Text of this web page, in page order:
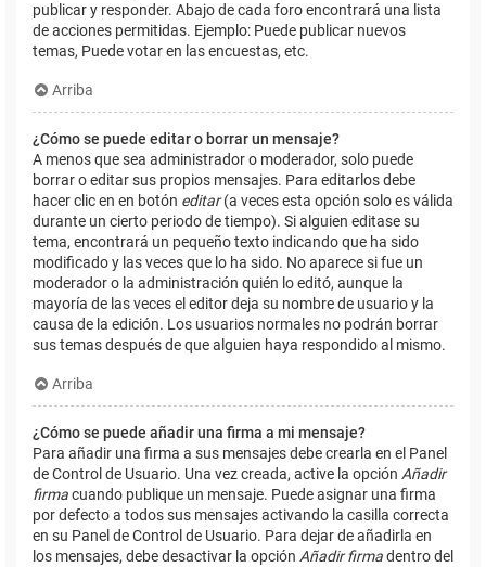
publicar y responder. Abajo de cada foro encontrará una lista
de acciones permitidas. Ejemplo: Puede publicar nuevos
temas, Puede votar en las encuestas, etc.
Arriba
¿Cómo se puede editar o borrar un mensaje?
A menos que sea administrador o moderador, solo puede
borrar o editar sus propios mensajes. Para editarlos debe
hacer clic en en botón editar(a veces esta opción solo es válida
durante un cierto periodo de tiempo). Si alguien editase su
tema, encontrará un pequeño texto indicando que ha sido
modificado y las veces que lo ha sido. No aparece si fue un
moderador o la administración quién lo editó, aunque la
mayoría de las veces el editor deja su nombre de usuario y la
causa de la edición. Los usuarios normales no podrán borrar
sus temas después de que alguien haya respondido al mismo.
Arriba
¿Cómo se puede añadir una firma a mi mensaje?
Para añadir una firma a sus mensajes debe crearla en el Panel
de Control de Usuario. Una vez creada, active la opción Añadir
firmacuando publique un mensaje. Puede asignar una firma
por defecto a todos sus mensajes activando la casilla correcta
en su Panel de Control de Usuario. Para dejar de añadirla en
los mensajes, debe desactivar la opción Añadir firmadentro del